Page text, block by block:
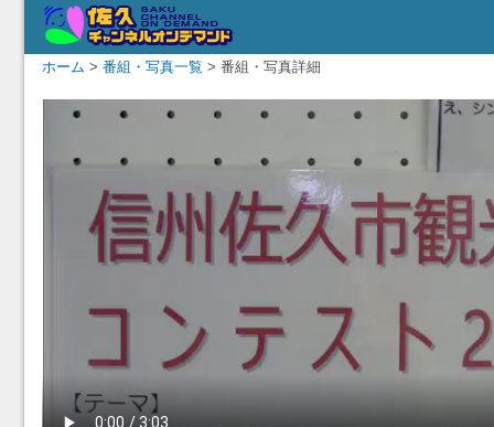
ホーム > 番組・写真一覧 > 番組・写真詳細